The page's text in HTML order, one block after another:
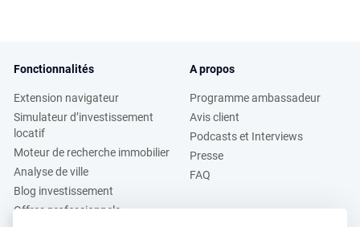
Fonctionnalités
Extension navigateur
Simulateur d’investissement
locatif
Moteur de recherche immobilier
Analyse de ville
Blog investissement
Offres professionnels
A propos
Programme ambassadeur
Avis client
Podcasts et Interviews
Presse
FAQ